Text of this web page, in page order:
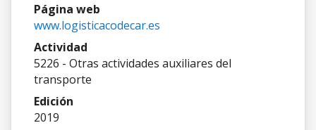
Página web
www.logisticacodecar.es
Actividad
5226 - Otras actividades auxiliares del
transporte
Edición
2019